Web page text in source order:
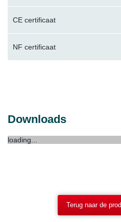
CE certificaat
NF certificaat
Downloads
loading...
Terug naar de